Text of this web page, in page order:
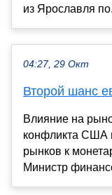
из Ярославля
04:27, 29 Окт
Второй шанс
Влияние на
конфликта США
рынков к
Министр